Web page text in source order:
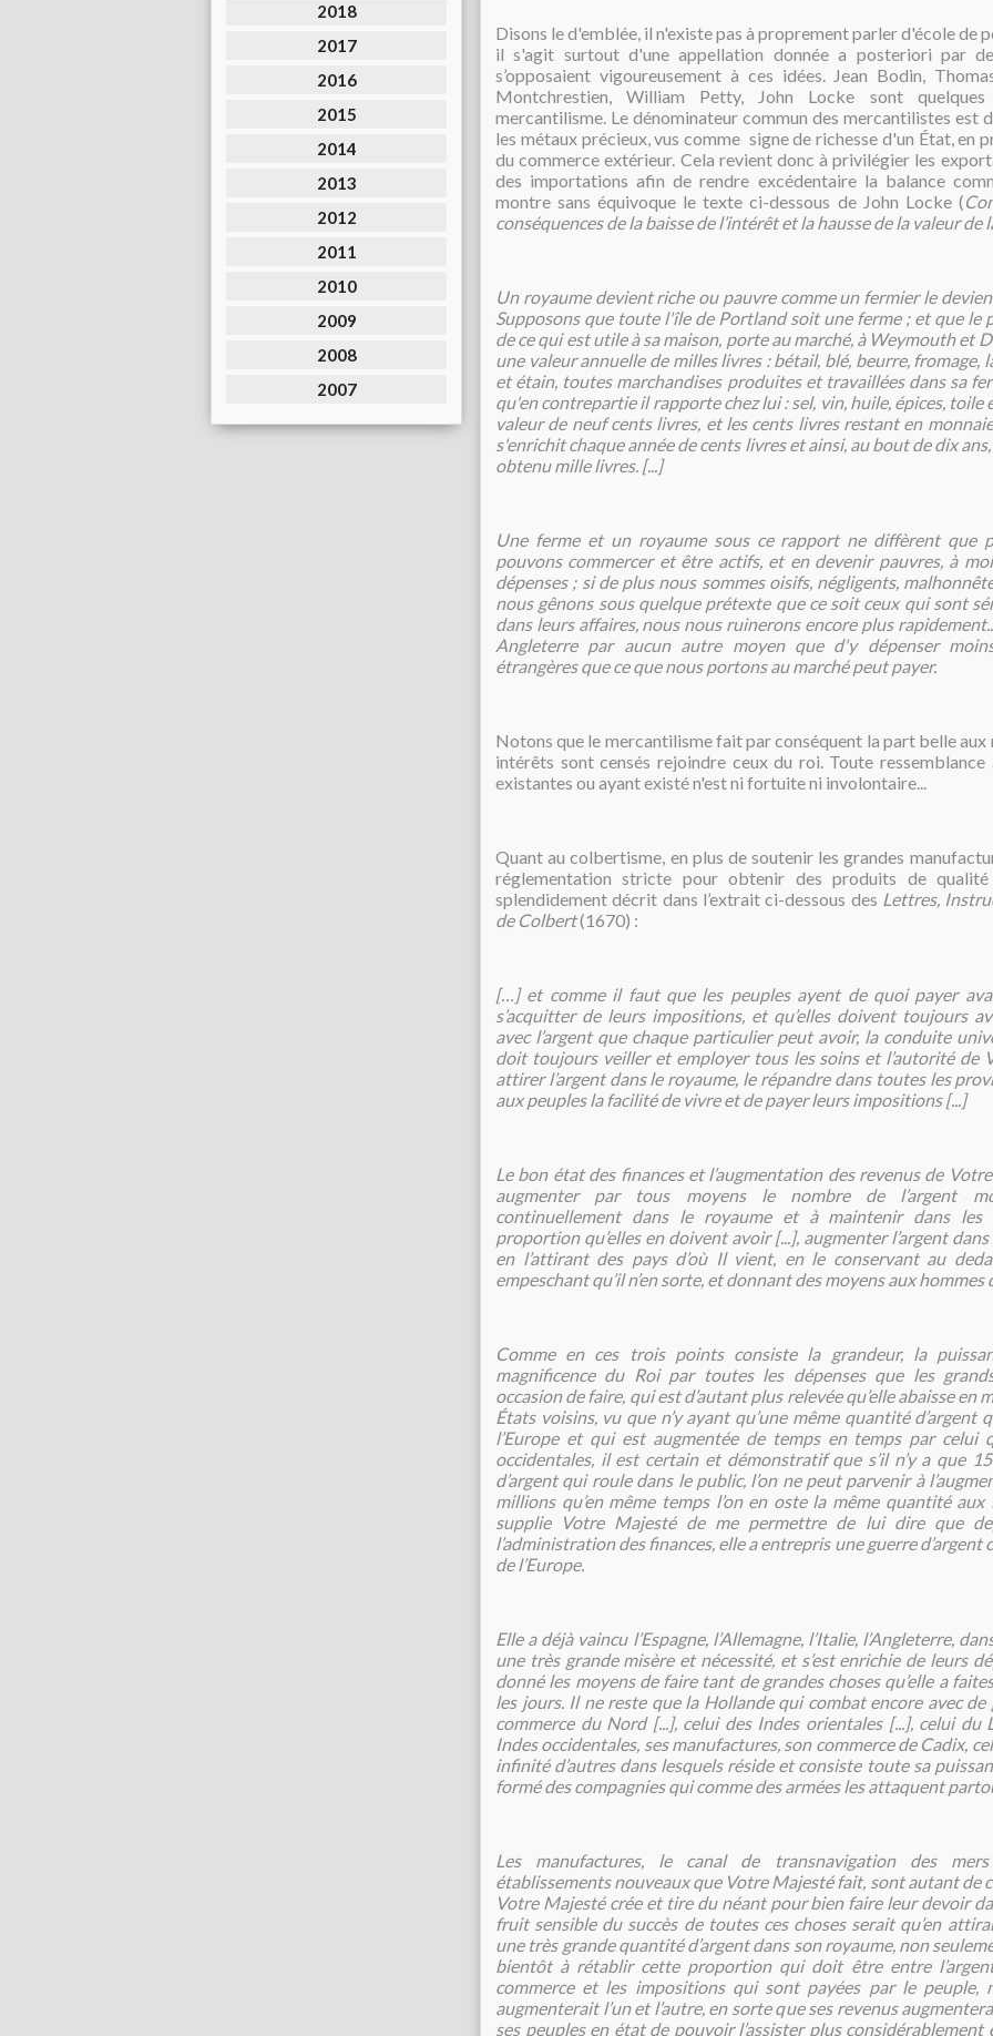
2018
2017
2016
2015
2014
2013
2012
2011
2010
2009
2008
2007
Disons le d'emblée, il n'existe pas à proprement parler d'école de
il s'agit surtout d'une appellation donnée a posteriori par
s’opposaient vigoureusement à ces idées. Jean Bodin,
Montchrestien, William Petty, John Locke sont
mercantilisme. Le dénominateur commun des mercantilistes est
les métaux précieux, vus comme signe de richesse d'un État, en
du commerce extérieur. Cela revient donc à privilégier les
des importations afin de rendre excédentaire la balance
montre sans équivoque le texte ci-dessous de John Locke (
conséquences de la baisse de l’intérêt et la hausse de la valeur de
Un royaume devient riche ou pauvre comme un fermier le
Supposons que toute l'île de Portland soit une ferme ; et que le
de ce qui est utile à sa maison, porte au marché, à Weymouth et
une valeur annuelle de milles livres : bétail, blé, beurre, fromage,
et étain, toutes marchandises produites et travaillées dans sa
qu'en contrepartie il rapporte chez lui : sel, vin, huile, épices, toile
valeur de neuf cents livres, et les cents livres restant en
s'enrichit chaque année de cents livres et ainsi, au bout de dix
obtenu mille livres. [...]
Une ferme et un royaume sous ce rapport ne diffèrent que
pouvons commercer et être actifs, et en devenir pauvres, à
dépenses ; si de plus nous sommes oisifs, négligents,
nous gênons sous quelque prétexte que ce soit ceux qui sont
dans leurs affaires, nous nous ruinerons encore plus
Angleterre par aucun autre moyen que d'y dépenser
étrangères que ce que nous portons au marché peut payer.
Notons que le mercantilisme fait par conséquent la part belle aux
intérêts sont censés rejoindre ceux du roi. Toute ressemblance
existantes ou ayant existé n'est ni fortuite ni involontaire...
Quant au colbertisme, en plus de soutenir les grandes
réglementation stricte pour obtenir des produits de
splendidement décrit dans l’extrait ci-dessous des Lettres,
de Colbert(1670) :
[…] et comme il faut que les peuples ayent de quoi payer
s’acquitter de leurs impositions, et qu’elles doivent toujours
avec l’argent que chaque particulier peut avoir, la conduite
doit toujours veiller et employer tous les soins et l’autorité de
attirer l’argent dans le royaume, le répandre dans toutes les
aux peuples la facilité de vivre et de payer leurs impositions [...]
Le bon état des finances et l’augmentation des revenus de
augmenter par tous moyens le nombre de l’argent
continuellement dans le royaume et à maintenir dans les
proportion qu’elles en doivent avoir [...], augmenter l’argent
en l’attirant des pays d’où Il vient, en le conservant au
empeschant qu’il n’en sorte, et donnant des moyens aux hommes
Comme en ces trois points consiste la grandeur, la
magnificence du Roi par toutes les dépenses que les
occasion de faire, qui est d’autant plus relevée qu’elle abaisse en
États voisins, vu que n’y ayant qu’une même quantité d’argent
l’Europe et qui est augmentée de temps en temps par celui
occidentales, il est certain et démonstratif que s’il n’y a que
d’argent qui roule dans le public, l’on ne peut parvenir à
millions qu’en même temps l’on en oste la même quantité aux
supplie Votre Majesté de me permettre de lui dire que
l’administration des finances, elle a entrepris une guerre d’argent
de l’Europe.
Elle a déjà vaincu l’Espagne, l’Allemagne, l’Italie, l’Angleterre,
une très grande misère et nécessité, et s’est enrichie de leurs
donné les moyens de faire tant de grandes choses qu’elle a
les jours. Il ne reste que la Hollande qui combat encore avec de
commerce du Nord [...], celui des Indes orientales [...], celui du
Indes occidentales, ses manufactures, son commerce de Cadix,
infinité d’autres dans lesquels réside et consiste toute sa
formé des compagnies qui comme des armées les attaquent
Les manufactures, le canal de transnavigation des
établissements nouveaux que Votre Majesté fait, sont autant de
Votre Majesté crée et tire du néant pour bien faire leur devoir
fruit sensible du succès de toutes ces choses serait qu’en
une très grande quantité d’argent dans son royaume, non
bientôt à rétablir cette proportion qui doit être entre
commerce et les impositions qui sont payées par le peuple,
augmenterait l’un et l’autre, en sorte que ses revenus
ses peuples en état de pouvoir l’assister plus considérablement